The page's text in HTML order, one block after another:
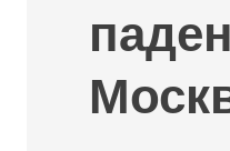
систем